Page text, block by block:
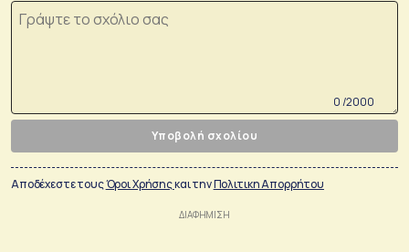
0 /2000
Υποβολή σχολίου
Αποδέχεστε τουςΌροι Χρήσηςκαι τηνΠολιτικη Απορρήτου